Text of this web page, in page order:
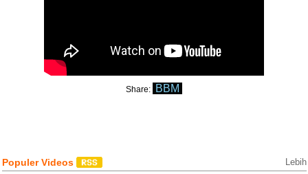
Share: BBM
Populer Videos Lebih